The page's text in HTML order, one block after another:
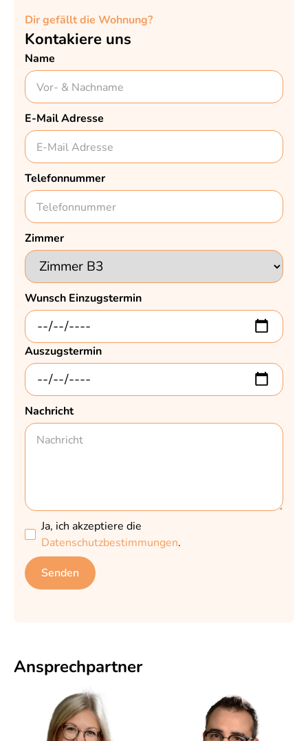
Dir gefällt die Wohnung?
Kontakiere uns
Name
E-Mail Adresse
Telefonnummer
Zimmer
Wunsch Einzugstermin
Auszugstermin
Nachricht
Ja, ich akzeptiere die
Datenschutzbestimmungen.
Ansprech­partner